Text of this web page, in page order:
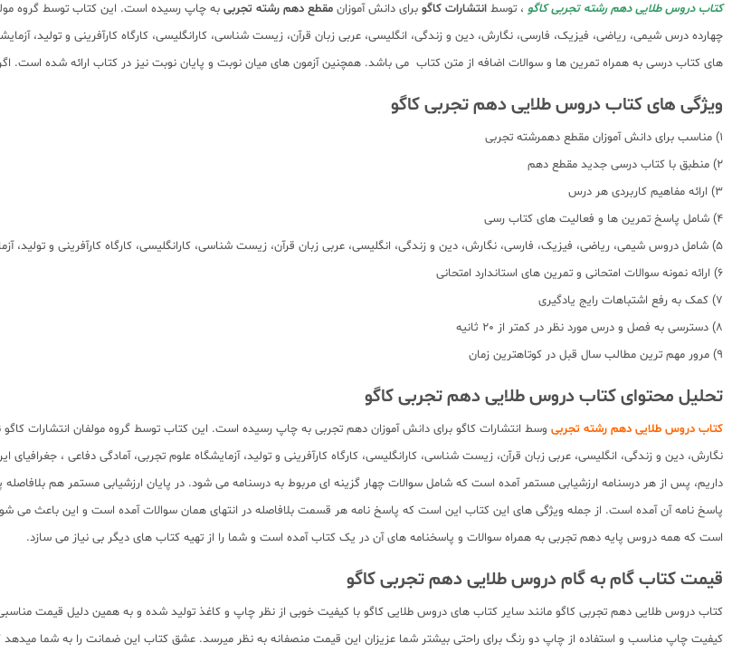
کتاب دروس طلایی دهم رشته تجربی کاگو ، توسط انتشارات کاگو برای دانش آموزان مقطع دهم رشته تجربی به چاپ رسیده است. این کتاب توسط گروه
چهارده درس شیمی، ریاضی، فیزیک، فارسی، نگارش، دین و زندگی، انگلیسی، عربی زبان قرآن، زیست شناسی، کارانگلیسی، کارگاه کارآفرینی و تولید،
های کتاب درسی به همراه تمرین ها و سوالات اضافه از متن کتاب می باشد. همچنین آزمون های میان نوبت و پایان نوبت نیز در کتاب ارائه شده است.
ویژگی های کتاب دروس طلایی دهم تجربی کاگو
1) مناسب برای دانش آموزان مقطع دهمرشته تجربی
2) منطبق با کتاب درسی جدید مقطع دهم
3) ارائه مفاهیم کاربردی هر درس
4) شامل پاسخ تمرین ها و فعالیت های کتاب رسی
5) شامل دروس شیمی، ریاضی، فیزیک، فارسی، نگارش، دین و زندگی، انگلیسی، عربی زبان قرآن، زیست شناسی، کارانگلیسی، کارگاه کارآفرینی و تولید، آزمایشگاه علوم تجربی، آمادگی دفاعی ، جغرافیای ایران
6) ارائه نمونه سوالات امتحانی و تمرین های استاندارد امتحانی
7) کمک به رفع اشتباهات رایج یادگیری
8) دسترسی به فصل و درس مورد نظر در کمتر از 20 ثانیه
9) مرور مهم ترین مطالب سال قبل در کوتاهترین زمان
تحلیل محتوای کتاب دروس طلایی دهم تجربی کاگو
کتاب دروس طلایی دهم رشته تجربی وسط انتشارات کاگو برای دانش آموزان دهم تجربی به چاپ رسیده است. این کتاب توسط گروه مولفان انتشارات
نگارش، دین و زندگی، انگلیسی، عربی زبان قرآن، زیست شناسی، کارانگلیسی، کارگاه کارآفرینی و تولید، آزمایشگاه علوم تجربی، آمادگی دفاعی ،
داریم، پس از هر درسنامه ارزشیابی مستمر آمده است که شامل سوالات چهار گزینه ای مربوط به درسنامه می شود. در پایان ارزشیابی مستمر هم بلافاصله
پاسخ نامه آن آمده است. از جمله ویژگی های این کتاب این است که پاسخ نامه هر قسمت بلافاصله در انتهای همان سوالات آمده است و این باعث می
است که همه دروس پایه دهم تجربی به همراه سوالات و پاسخنامه های آن در یک کتاب آمده است و شما را از تهیه کتاب های دیگر بی نیاز می سازد.
قیمت کتاب گام به گام دروس طلایی دهم تجربی کاگو
کتاب دروس طلایی دهم تجربی کاگو مانند سایر کتاب های دروس طلایی کاگو با کیفیت خوبی از نظر چاپ و کاغذ تولید شده و به همین دلیل قیمت
کیفیت چاپ مناسب و استفاده از چاپ دو رنگ برای راحتی بیشتر شما عزیزان این قیمت منصفانه به نظر میرسد. عشق کتاب این ضمانت را به شما میدهد